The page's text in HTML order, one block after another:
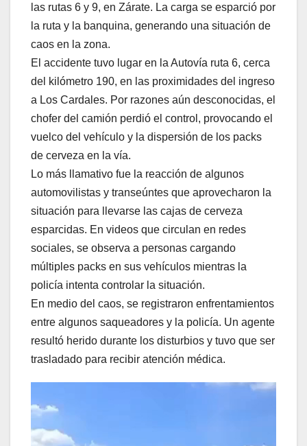
las rutas 6 y 9, en Zárate. La carga se esparció por
la ruta y la banquina, generando una situación de
caos en la zona.
El accidente tuvo lugar en la Autovía ruta 6, cerca
del kilómetro 190, en las proximidades del ingreso
a Los Cardales. Por razones aún desconocidas, el
chofer del camión perdió el control, provocando el
vuelco del vehículo y la dispersión de los packs
de cerveza en la vía.
Lo más llamativo fue la reacción de algunos
automovilistas y transeúntes que aprovecharon la
situación para llevarse las cajas de cerveza
esparcidas. En videos que circulan en redes
sociales, se observa a personas cargando
múltiples packs en sus vehículos mientras la
policía intenta controlar la situación.
En medio del caos, se registraron enfrentamientos
entre algunos saqueadores y la policía. Un agente
resultó herido durante los disturbios y tuvo que ser
trasladado para recibir atención médica.